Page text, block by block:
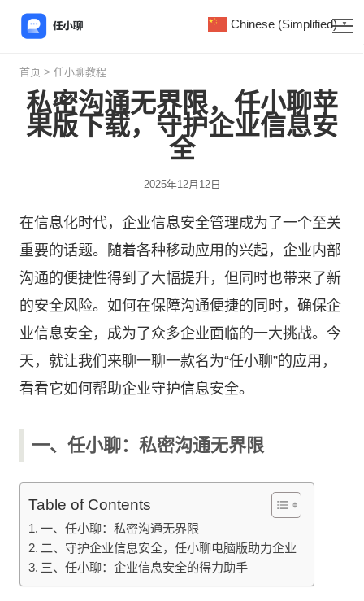
首页 > 任小聊教程
私密沟通无界限，任小聊苹
果版下载，守护企业信息安
全
2025年12月12日
在信息化时代，企业信息安全管理成为了一个至关
重要的话题。随着各种移动应用的兴起，企业内部
沟通的便捷性得到了大幅提升，但同时也带来了新
的安全风险。如何在保障沟通便捷的同时，确保企
业信息安全，成为了众多企业面临的一大挑战。今
天，就让我们来聊一聊一款名为“任小聊”的应用，
看看它如何帮助企业守护信息安全。
一、任小聊：私密沟通无界限
Table of Contents
一、任小聊：私密沟通无界限
二、守护企业信息安全，任小聊电脑版助力企业
三、任小聊：企业信息安全的得力助手
Chinese (Simplified) ▼